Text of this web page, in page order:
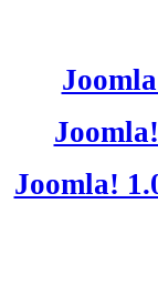
Joomla!